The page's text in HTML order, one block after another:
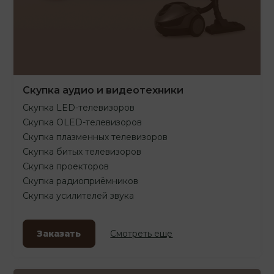
Скупка аудио и видеотехники
Скупка LED-телевизоров
Скупка OLED-телевизоров
Скупка плазменных телевизоров
Скупка битых телевизоров
Скупка проекторов
Скупка радиоприёмников
Скупка усилителей звука
Заказать Смотреть еще